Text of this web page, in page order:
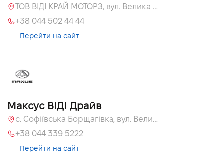
ТОВ ВІДІ КРАЙ МОТОРЗ, вул. Велика Кільцева, 60а
+38 044 502 44 44
Перейти на сайт
Максус ВІДІ Драйв
с. Софіївська Борщагівка, вул. Велика Кільцева, 60а
+38 044 339 5222
Перейти на сайт